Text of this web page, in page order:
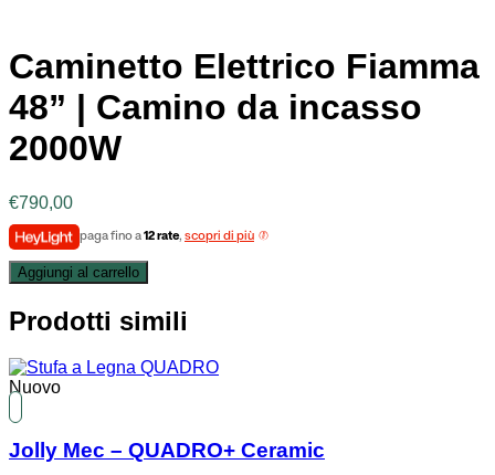
Caminetto Elettrico Fiamma
48” | Camino da incasso
2000W
€790,00
paga fino a12 rate, scopri di più
Aggiungi al carrello
Prodotti simili
Nuovo
Jolly Mec – QUADRO+ Ceramic